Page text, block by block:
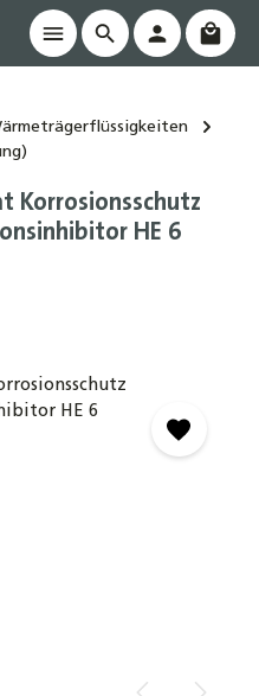
Korrosionsschutz
HE 6